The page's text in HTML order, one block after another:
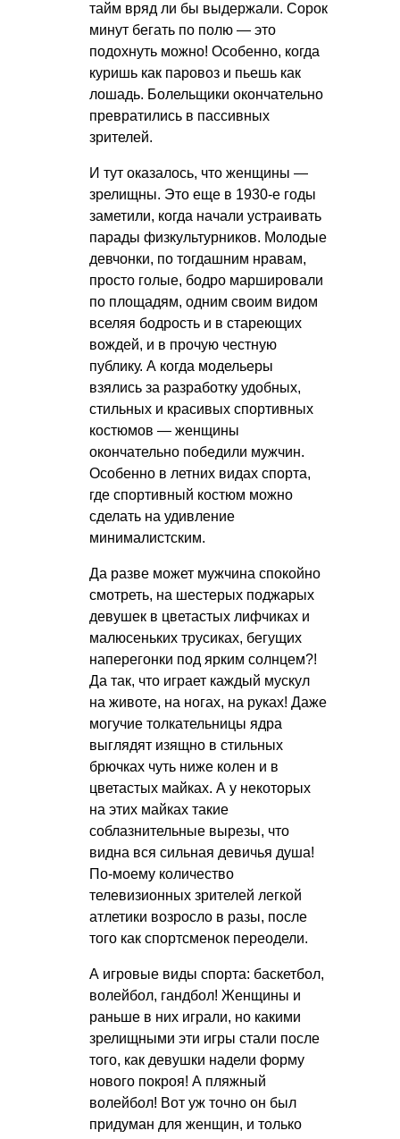
тайм вряд ли бы выдержали. Сорок
минут бегать по полю — это
подохнуть можно! Особенно, когда
куришь как паровоз и пьешь как
лошадь. Болельщики окончательно
превратились в пассивных
зрителей.
И тут оказалось, что женщины —
зрелищны. Это еще в 1930-е годы
заметили, когда начали устраивать
парады физкультурников. Молодые
девчонки, по тогдашним нравам,
просто голые, бодро маршировали
по площадям, одним своим видом
вселяя бодрость и в стареющих
вождей, и в прочую честную
публику. А когда модельеры
взялись за разработку удобных,
стильных и красивых спортивных
костюмов — женщины
окончательно победили мужчин.
Особенно в летних видах спорта,
где спортивный костюм можно
сделать на удивление
минималистским.
Да разве может мужчина спокойно
смотреть, на шестерых поджарых
девушек в цветастых лифчиках и
малюсеньких трусиках, бегущих
наперегонки под ярким солнцем?!
Да так, что играет каждый мускул
на животе, на ногах, на руках! Даже
могучие толкательницы ядра
выглядят изящно в стильных
брючках чуть ниже колен и в
цветастых майках. А у некоторых
на этих майках такие
соблазнительные вырезы, что
видна вся сильная девичья душа!
По-моему количество
телевизионных зрителей легкой
атлетики возросло в разы, после
того как спортсменок переодели.
А игровые виды спорта: баскетбол,
волейбол, гандбол! Женщины и
раньше в них играли, но какими
зрелищными эти игры стали после
того, как девушки надели форму
нового покроя! А пляжный
волейбол! Вот уж точно он был
придуман для женщин, и только